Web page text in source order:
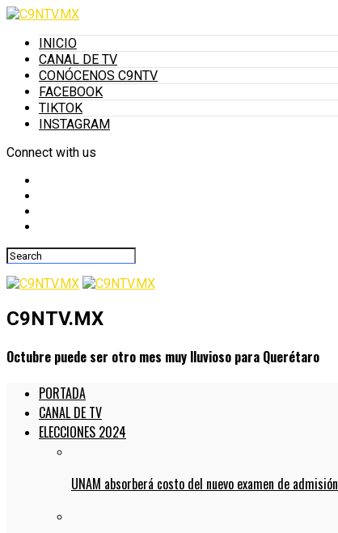
INICIO
CANAL DE TV
CONÓCENOS C9NTV
FACEBOOK
TIKTOK
INSTAGRAM
Connect with us
C9NTV.MX
Octubre puede ser otro mes muy lluvioso para Querétaro
PORTADA
CANAL DE TV
ELECCIONES 2024
UNAM absorberá costo del nuevo examen de admisión